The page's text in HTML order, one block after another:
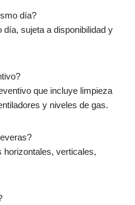
día?
día, sujeta a disponibilidad y
que incluye limpieza
y niveles de gas.
horizontales, verticales,